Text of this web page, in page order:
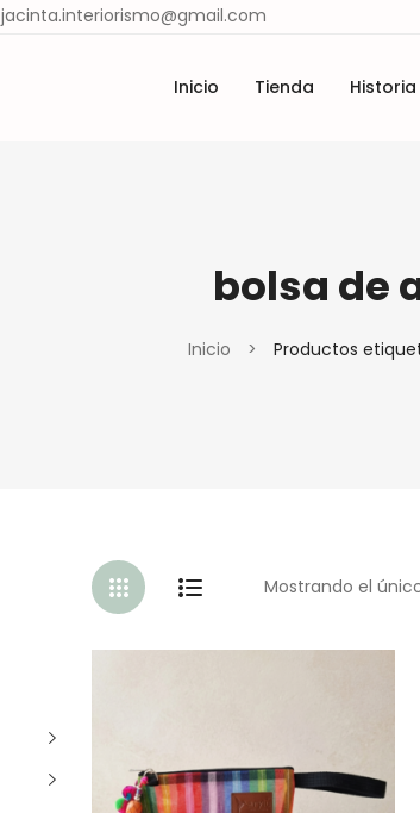
jacinta.interiorismo@gmail.com
Inicio Tienda Historia
bolsa de
Inicio > Productos
Mostrando el